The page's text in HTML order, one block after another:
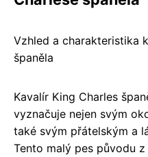
Vzhled a charakteristika
španěla
Kavalír King Charles
vyznačuje nejen svým
také svým přátelským a
Tento malý pes původu